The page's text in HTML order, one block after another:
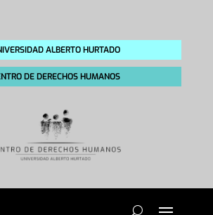
ALBERTO HURTADO
DE DERECHOS HUMANOS